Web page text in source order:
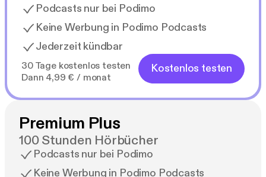
Podcasts nur bei Podimo
Keine Werbung in Podimo Podcasts
Jederzeit kündbar
30 Tage kostenlos testen
Dann 4,99 € / monat
Kostenlos testen
Premium Plus
100 Stunden Hörbücher
Podcasts nur bei Podimo
Keine Werbung in Podimo Podcasts